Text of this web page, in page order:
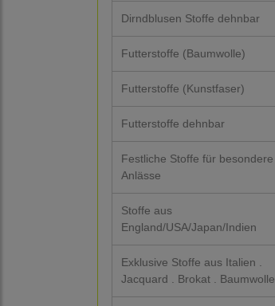
Dirndblusen Stoffe dehnbar
Futterstoffe (Baumwolle)
Futterstoffe (Kunstfaser)
Futterstoffe dehnbar
Festliche Stoffe für besondere
Anlässe
Stoffe aus
England/USA/Japan/Indien
Exklusive Stoffe aus Italien .
Jacquard . Brokat . Baumwolle